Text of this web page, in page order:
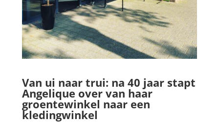
Van ui naar trui: na 40 jaar stapt
Angelique over van haar
groentewinkel naar een
kledingwinkel